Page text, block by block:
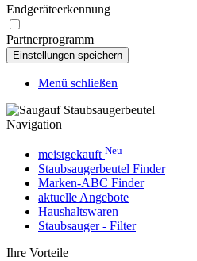
Endgeräteerkennung
Partnerprogramm
Menü schließen
Navigation
meistgekauft Neu
Staubsaugerbeutel Finder
Marken-ABC Finder
aktuelle Angebote
Haushaltswaren
Staubsauger - Filter
Ihre Vorteile